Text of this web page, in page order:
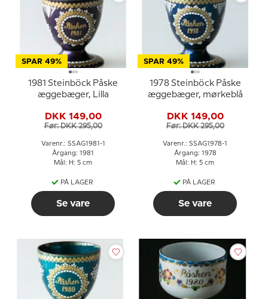
SPAR 49%
1981 Steinböck Påske
æggebæger, Lilla
DKK 149,00
Før: DKK 295,00
Varenr.: SSAG1981-1
Årgang: 1981
Mål: H: 5 cm
PÅ LAGER
Se vare
SPAR 49%
1978 Steinböck Påske
æggebæger, mørkeblå
DKK 149,00
Før: DKK 295,00
Varenr.: SSAG1978-1
Årgang: 1978
Mål: H: 5 cm
PÅ LAGER
Se vare